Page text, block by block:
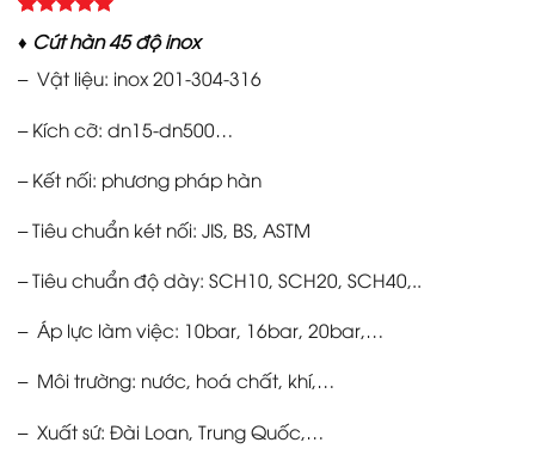
Rated 5.00
out of 5
based on
customer
♦ Cút hàn 45 độ inox
– Vật liệu: inox 201-304-316
– Kích cỡ: dn15-dn500…
– Kết nối: phương pháp hàn
– Tiêu chuẩn két nối: JIS, BS, ASTM
– Tiêu chuẩn độ dày: SCH10, SCH20, SCH40,..
– Áp lực làm việc: 10bar, 16bar, 20bar,…
– Môi trường: nước, hoá chất, khí,…
– Xuất sứ: Đài Loan, Trung Quốc,…